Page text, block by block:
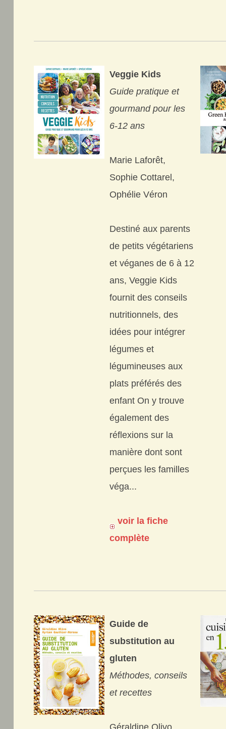
Veggie Kids
Guide pratique et
gourmand pour les
6-12 ans
Marie Laforêt,
Sophie Cottarel,
Ophélie Véron
Destiné aux parents
de petits végétariens
et véganes de 6 à 12
ans, Veggie Kids
fournit des conseils
nutritionnels, des
idées pour intégrer
légumes et
légumineuses aux
plats préférés des
enfant On y trouve
également des
réflexions sur la
manière dont sont
perçues les familles
véga...
voir la fiche
complète
Guide de
substitution au
gluten
Méthodes, conseils
et recettes
Géraldine Olivo,